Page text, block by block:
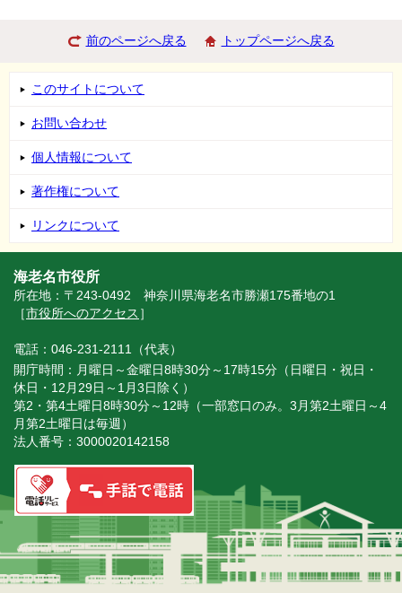
前のページへ戻る トップページへ戻る
このサイトについて
お問い合わせ
個人情報について
著作権について
リンクについて
海老名市役所
所在地：〒243-0492 神奈川県海老名市勝瀬175番地の1
［市役所へのアクセス ］
電話：046-231-2111（代表）
開庁時間：月曜日～金曜日8時30分～17時15分（日曜日・祝日・
休日・12月29日～1月3日除く）
第2・第4土曜日8時30分～12時（一部窓口のみ。3月第2土曜日～4
月第2土曜日は毎週）
法人番号：3000020142158